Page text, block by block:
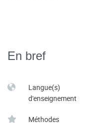
En bref
Langue(s)
d'enseignement
Méthodes